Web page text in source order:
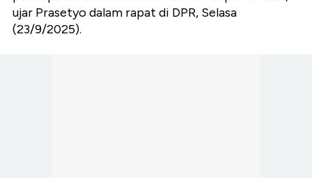
ujar Prasetyo dalam rapat di DPR, Selasa
(23/9/2025).